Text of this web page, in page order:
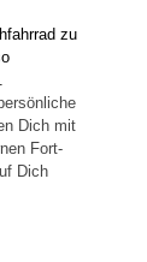
zu
Dich mit
Fort-
Dich